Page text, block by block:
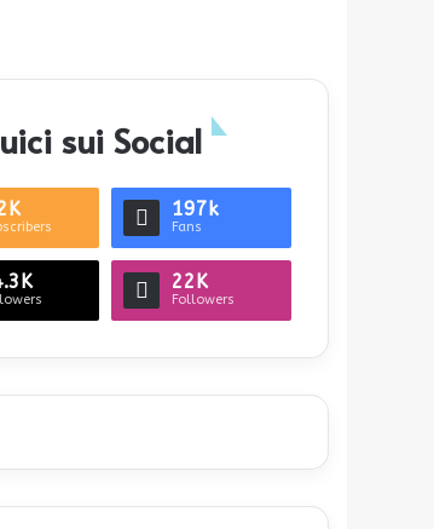
sui Social
197k
Fans
22K
Followers